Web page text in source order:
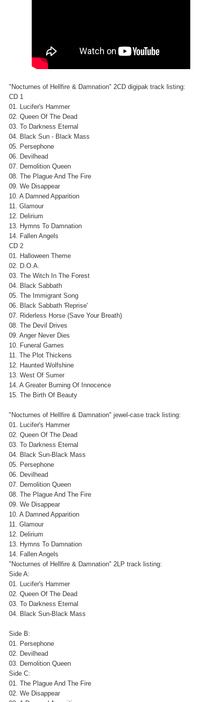
"Nocturnes of Hellfire & Damnation" 2CD digipak track listing:
CD 1
01. Lucifer's Hammer
02. Queen Of The Dead
03. To Darkness Eternal
04. Black Sun - Black Mass
05. Persephone
06. Devilhead
07. Demolition Queen
08. The Plague And The Fire
09. We Disappear
10. A Damned Apparition
11. Glamour
12. Delirium
13. Hymns To Damnation
14. Fallen Angels
CD 2
01. Halloween Theme
02. D.O.A.
03. The Witch In The Forest
04. Black Sabbath
05. The Immigrant Song
06. Black Sabbath 'Reprise'
07. Riderless Horse (Save Your Breath)
08. The Devil Drives
09. Anger Never Dies
10. Funeral Games
11. The Plot Thickens
12. Haunted Wolfshine
13. West Of Sumer
14. A Greater Burning Of Innocence
15. The Birth Of Beauty
"Nocturnes of Hellfire & Damnation" jewel-case track listing:
01. Lucifer's Hammer
02. Queen Of The Dead
03. To Darkness Eternal
04. Black Sun-Black Mass
05. Persephone
06. Devilhead
07. Demolition Queen
08. The Plague And The Fire
09. We Disappear
10. A Damned Apparition
11. Glamour
12. Delirium
13. Hymns To Damnation
14. Fallen Angels
"Nocturnes of Hellfire & Damnation" 2LP track listing:
Side A:
01. Lucifer's Hammer
02. Queen Of The Dead
03. To Darkness Eternal
04. Black Sun-Black Mass
Side B:
01. Persephone
02. Devilhead
03. Demolition Queen
Side C:
01. The Plague And The Fire
02. We Disappear